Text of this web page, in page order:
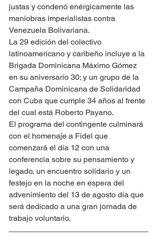
justas y condenó enérgicamente las
maniobras imperialistas contra
Venezuela Bolivariana.
La 29 edición del colectivo
latinoamericano y caribeño incluye a la
Brigada Dominicana Máximo Gómez
en su aniversario 30; y un grupo de la
Campaña Dominicana de Solidaridad
con Cuba que cumple 34 años al frente
del cual está Roberto Payano.
El programa del contingente culminará
con el homenaje a Fidel que
comenzará el día 12 con una
conferencia sobre su pensamiento y
legado, un encuentro solidario y un
festejo en la noche en espera del
advenimiento del 13 de agosto día que
será dedicado a una gran jornada de
trabajo voluntario.